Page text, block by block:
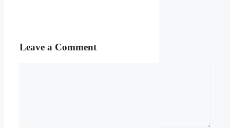
Leave a Comment